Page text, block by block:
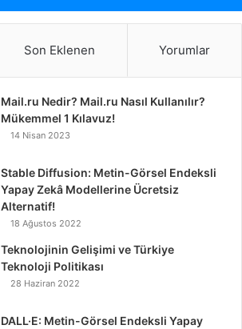
Son Eklenen Yorumlar
Mail.ru Nedir? Mail.ru Nasıl Kullanılır?
Mükemmel 1 Kılavuz!
14 Nisan 2023
Stable Diffusion: Metin-Görsel Endeksli
Yapay Zekâ Modellerine Ücretsiz
Alternatif!
18 Ağustos 2022
Teknolojinin Gelişimi ve Türkiye
Teknoloji Politikası
28 Haziran 2022
DALL·E: Metin-Görsel Endeksli Yapay